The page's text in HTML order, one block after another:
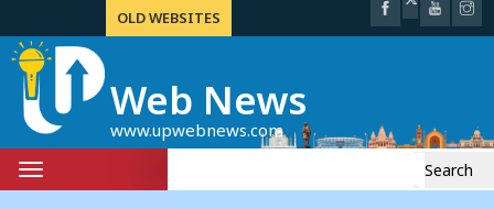
OLD WEBSITES
Web News
www.upwebnews.com
Toggle
navigation